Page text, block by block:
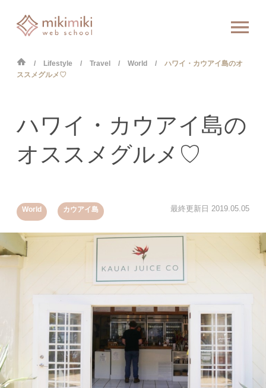
Lifestyle Travel World
ハワイ・カウアイ島のオ
ススメグルメ♡
World カウアイ島 最終更新日 2019.05.05
ハワイ・カウアイ島の
オススメグルメ♡